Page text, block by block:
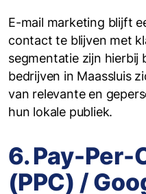
E-mail marketing blijft
contact te blijven met
segmentatie zijn hierbij
bedrijven in Maassluis
van relevante en
hun lokale publiek.
6. Pay-Per-
(PPC) /